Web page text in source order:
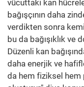
vücuttaki kan
bağışçının daha
verdikten sonra
bu da bağışıklık ve
Düzenli kan
daha enerjik ve
da hem fiziksel hem